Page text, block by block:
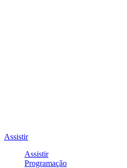
Assistir
Assistir
Programação